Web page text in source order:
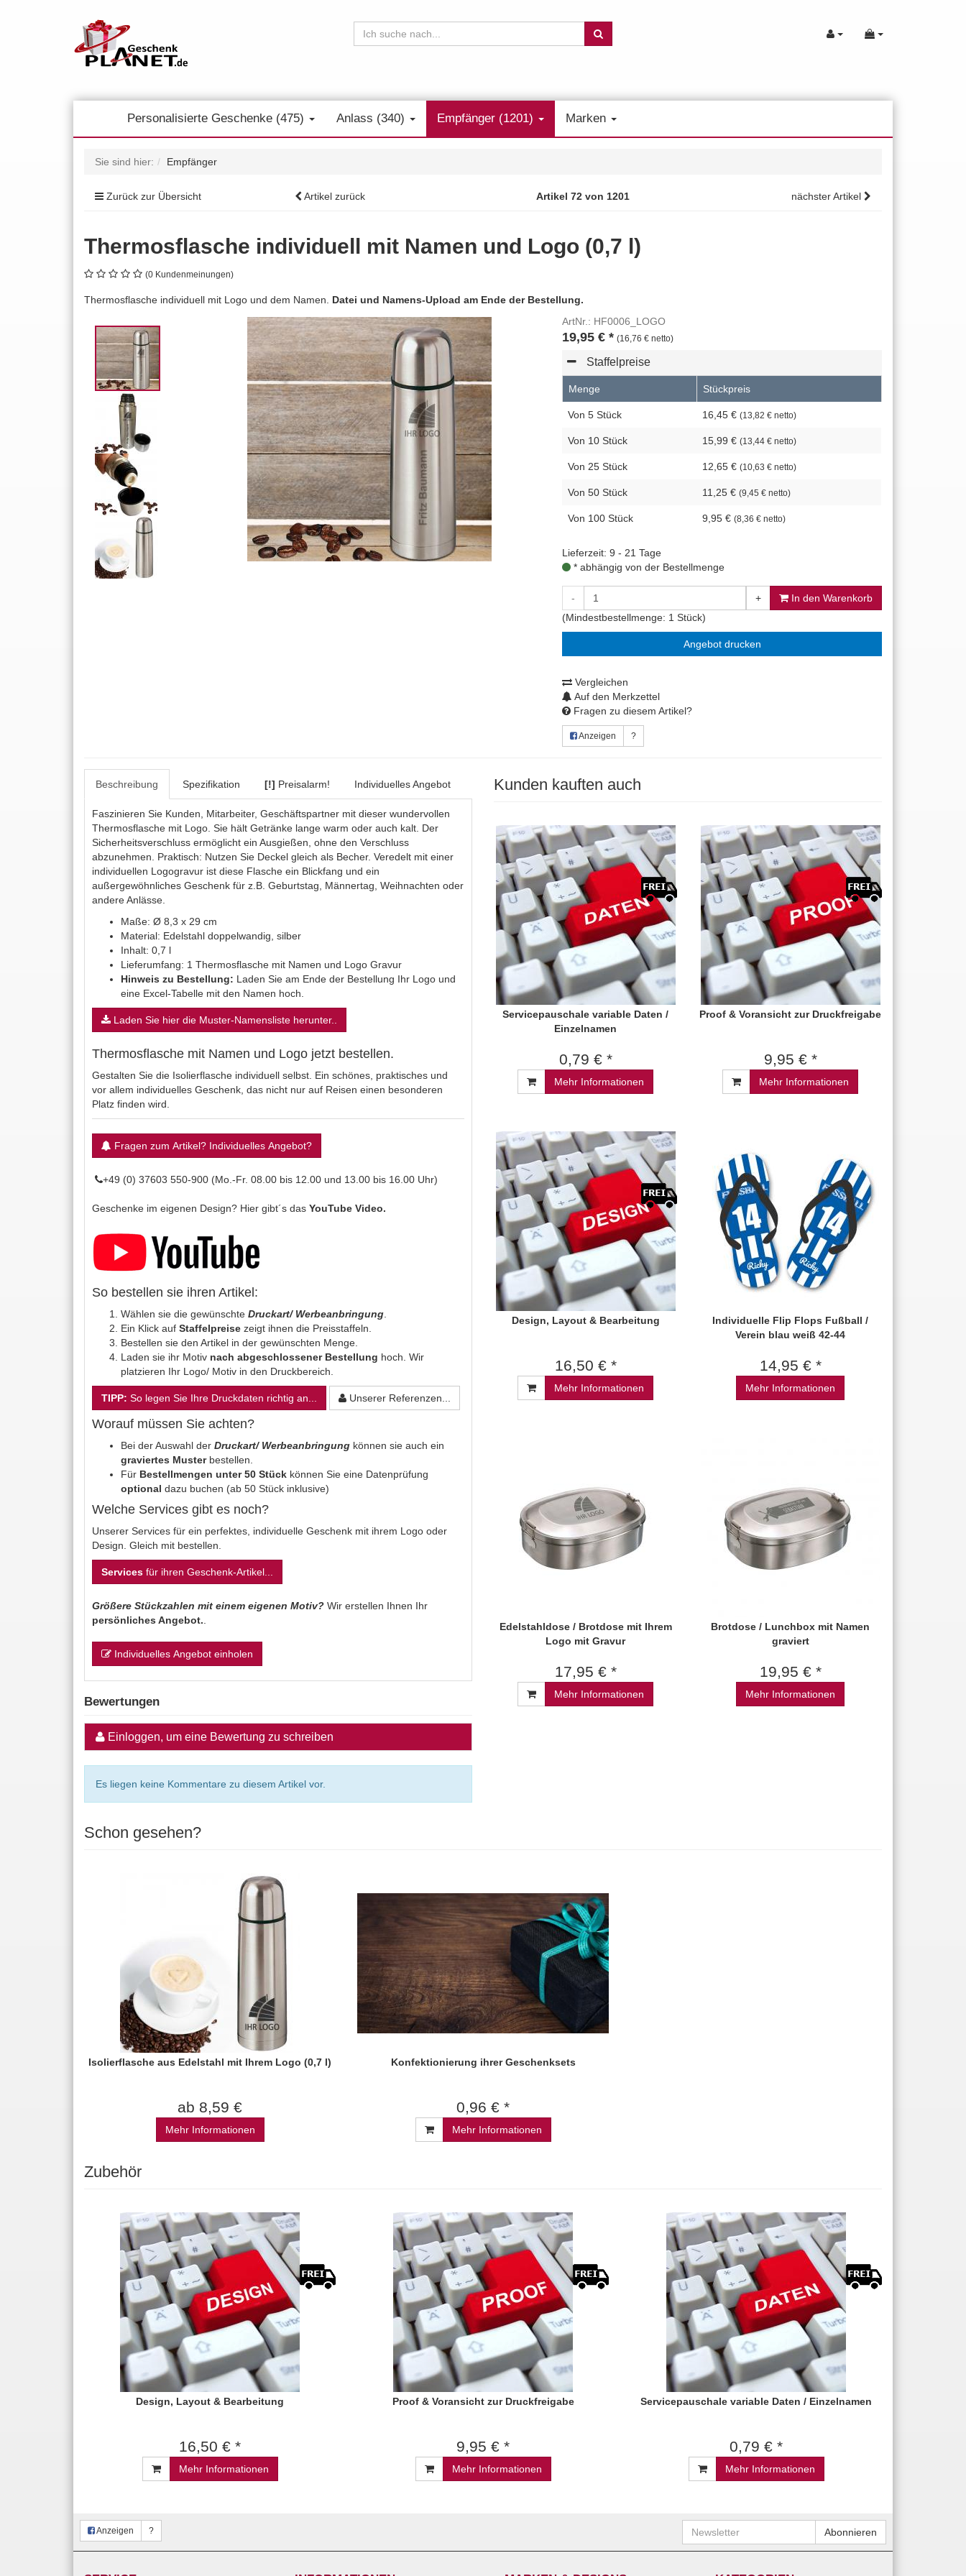
Personalisierte Geschenke (475) Anlass (340) Empfänger (1201) Marken
Sie sind hier: Empfänger
Zurück zur Übersicht Artikel zurück Artikel 72 von 1201 nächster Artikel
Thermosflasche individuell mit Namen und Logo (0,7 l)
(0 Kundenmeinungen)
Thermosflasche individuell mit Logo und dem Namen. Datei und Namens-Upload am Ende der Bestellung.
ArtNr.: HF0006_LOGO
19,95 € * (16,76 € netto)
Staffelpreise
Menge Stückpreis
Von 5 Stück 16,45 € (13,82 € netto)
Von 10 Stück 15,99 € (13,44 € netto)
Von 25 Stück 12,65 € (10,63 € netto)
Von 50 Stück 11,25 € (9,45 € netto)
Von 100 Stück 9,95 € (8,36 € netto)
Lieferzeit: 9 - 21 Tage
* abhängig von der Bestellmenge
- +
In den Warenkorb
(Mindestbestellmenge: 1 Stück)
Angebot drucken
Vergleichen
Auf den Merkzettel
Fragen zu diesem Artikel?
Anzeigen ?
Beschreibung Spezifikation [!] Preisalarm! Individuelles Angebot
Faszinieren Sie Kunden, Mitarbeiter, Geschäftspartner mit dieser wundervollen
Thermosflasche mit Logo. Sie hält Getränke lange warm oder auch kalt. Der
Sicherheitsverschluss ermöglicht ein Ausgießen, ohne den Verschluss
abzunehmen. Praktisch: Nutzen Sie Deckel gleich als Becher. Veredelt mit einer
individuellen Logogravur ist diese Flasche ein Blickfang und ein
außergewöhnliches Geschenk für z.B. Geburtstag, Männertag, Weihnachten oder
andere Anlässe.
Maße: Ø 8,3 x 29 cm
Material: Edelstahl doppelwandig, silber
Inhalt: 0,7 l
Lieferumfang: 1 Thermosflasche mit Namen und Logo Gravur
Hinweis zu Bestellung: Laden Sie am Ende der Bestellung Ihr Logo und
eine Excel-Tabelle mit den Namen hoch.
Laden Sie hier die Muster-Namensliste herunter..
Thermosflasche mit Namen und Logo jetzt bestellen.
Gestalten Sie die Isolierflasche individuell selbst. Ein schönes, praktisches und
vor allem individuelles Geschenk, das nicht nur auf Reisen einen besonderen
Platz finden wird.
Fragen zum Artikel? Individuelles Angebot?
+49 (0) 37603 550-900 (Mo.-Fr. 08.00 bis 12.00 und 13.00 bis 16.00 Uhr)
Geschenke im eigenen Design? Hier gibt´s das YouTube Video.
So bestellen sie ihren Artikel:
Wählen sie die gewünschte Druckart/ Werbeanbringung
Ein Klick auf Staffelpreise zeigt ihnen die Preisstaffeln.
Bestellen sie den Artikel in der gewünschten Menge.
Laden sie ihr Motiv nach abgeschlossener Bestellung hoch. Wir
platzieren Ihr Logo/ Motiv in den Druckbereich.
TIPP: So legen Sie Ihre Druckdaten richtig an... Unserer Referenzen...
Worauf müssen Sie achten?
Bei der Auswahl der Druckart/ Werbeanbringung können sie auch ein
graviertes Musterbestellen.
Für Bestellmengen unter 50 Stück können Sie eine Datenprüfung
optional dazu buchen (ab 50 Stück inklusive)
Welche Services gibt es noch?
Unserer Services für ein perfektes, individuelle Geschenk mit ihrem Logo oder
Design. Gleich mit bestellen.
Services für ihren Geschenk-Artikel...
Größere Stückzahlen mit einem eigenen Motiv? Wir erstellen Ihnen Ihr
persönliches Angebot.
Individuelles Angebot einholen
Bewertungen
Einloggen, um eine Bewertung zu schreiben
Es liegen keine Kommentare zu diesem Artikel vor.
Kunden kauften auch
Servicepauschale variable Daten /
Einzelnamen
0,79 € *
Mehr Informationen
Proof & Voransicht zur Druckfreigabe
9,95 € *
Mehr Informationen
Design, Layout & Bearbeitung
16,50 € *
Mehr Informationen
Individuelle Flip Flops Fußball /
Verein blau weiß 42-44
14,95 € *
Mehr Informationen
Edelstahldose / Brotdose mit Ihrem
Logo mit Gravur
17,95 € *
Mehr Informationen
Brotdose / Lunchbox mit Namen
graviert
19,95 € *
Mehr Informationen
Schon gesehen?
Isolierflasche aus Edelstahl mit Ihrem Logo (0,7 l)
ab 8,59 €
Mehr Informationen
Konfektionierung ihrer Geschenksets
0,96 € *
Mehr Informationen
Zubehör
Design, Layout & Bearbeitung
16,50 € *
Mehr Informationen
Proof & Voransicht zur Druckfreigabe
9,95 € *
Mehr Informationen
Servicepauschale variable Daten / Einzelnamen
0,79 € *
Mehr Informationen
Anzeigen ? Newsletter Abonnieren